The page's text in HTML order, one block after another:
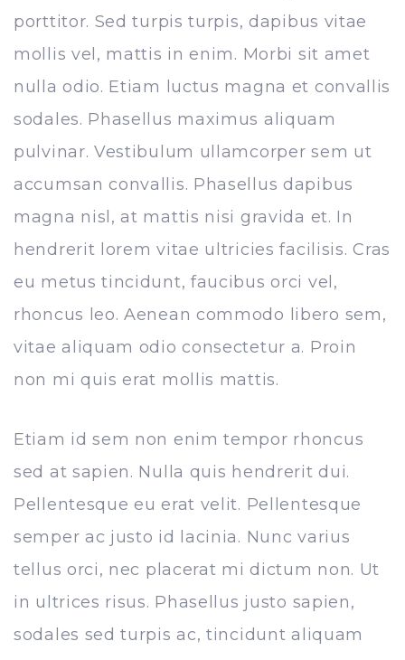
porttitor. Sed turpis turpis, dapibus vitae
mollis vel, mattis in enim. Morbi sit amet
nulla odio. Etiam luctus magna et convallis
sodales. Phasellus maximus aliquam
pulvinar. Vestibulum ullamcorper sem ut
accumsan convallis. Phasellus dapibus
magna nisl, at mattis nisi gravida et. In
hendrerit lorem vitae ultricies facilisis. Cras
eu metus tincidunt, faucibus orci vel,
rhoncus leo. Aenean commodo libero sem,
vitae aliquam odio consectetur a. Proin
non mi quis erat mollis mattis.
Etiam id sem non enim tempor rhoncus
sed at sapien. Nulla quis hendrerit dui.
Pellentesque eu erat velit. Pellentesque
semper ac justo id lacinia. Nunc varius
tellus orci, nec placerat mi dictum non. Ut
in ultrices risus. Phasellus justo sapien,
sodales sed turpis ac, tincidunt aliquam